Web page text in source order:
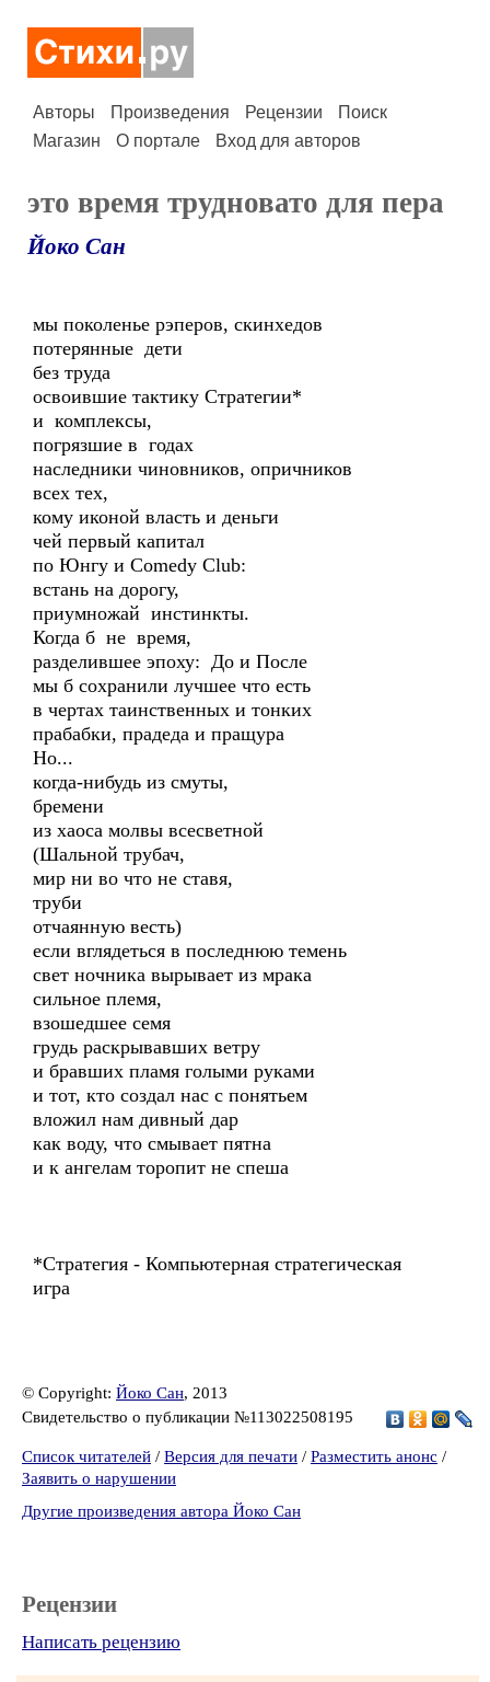
Авторы Произведения Рецензии
Поиск
Магазин
О портале Вход для авторов
это время трудновато для пера
Йоко Сан
мы поколенье рэперов, скинхедов
потерянные дети
без труда
освоившие тактику Стратегии*
и комплексы,
погрязшие в годах
наследники чиновников, опричников
всех тех,
кому иконой власть и деньги
чей первый капитал
по Юнгу и Comedy Club:
встань на дорогу,
приумножай инстинкты.
Когда б не время,
разделившее эпоху: До и После
мы б сохранили лучшее что есть
в чертах таинственных и тонких
прабабки, прадеда и пращура
Но...
когда-нибудь из смуты,
бремени
из хаоса молвы всесветной
(Шальной трубач,
мир ни во что не ставя,
труби
отчаянную весть)
если вглядеться в последнюю темень
свет ночника вырывает из мрака
сильное племя,
взошедшее семя
грудь раскрывавших ветру
и бравших пламя голыми руками
и тот, кто создал нас с понятьем
вложил нам дивный дар
как воду, что смывает пятна
и к ангелам торопит не спеша
*Стратегия - Компьютерная стратегическая
игра
© Copyright: Йоко Сан, 2013
Свидетельство о публикации №113022508195
Список читателей / Версия для печати / Разместить анонс /
Заявить о нарушении
Другие произведения автора Йоко Сан
Рецензии
Написать рецензию